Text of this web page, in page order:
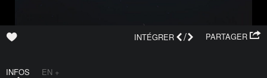
PARTAGER
INTÉGRER /
INFOS EN +